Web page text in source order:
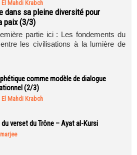
El Mahdi Krabch
dans sa pleine diversité pour
paix (3/3)
partie ici : Les fondements du
les civilisations à la lumière de
comme modèle de dialogue
(2/3)
El Mahdi Krabch
verset du Trône – Ayat al-Kursi